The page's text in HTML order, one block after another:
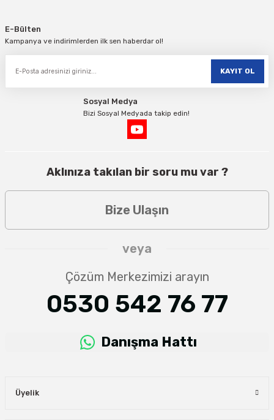
E-Bülten
Kampanya ve indirimlerden ilk sen haberdar ol!
KAYIT OL
Sosyal Medya
Bizi Sosyal Medyada takip edin!
Aklınıza takılan bir soru mu var ?
Bize Ulaşın
veya
Çözüm Merkezimizi arayın
0530 542 76 77
Danışma Hattı
Üyelik